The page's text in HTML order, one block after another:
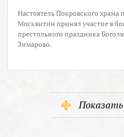
Настоятель Покровского храма
Москвитин принял участие в
престольного праздника
Зимарово.